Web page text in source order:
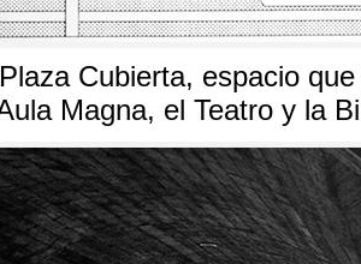
Cubierta, espacio
Magna, el Teatro y la